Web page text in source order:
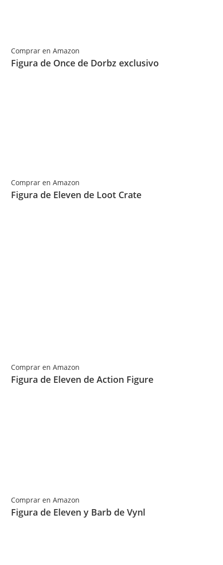
Comprar en Amazon
Figura de Once de Dorbz exclusivo
Comprar en Amazon
Figura de Eleven de Loot Crate
Comprar en Amazon
Figura de Eleven de Action Figure
Comprar en Amazon
Figura de Eleven y Barb de Vynl